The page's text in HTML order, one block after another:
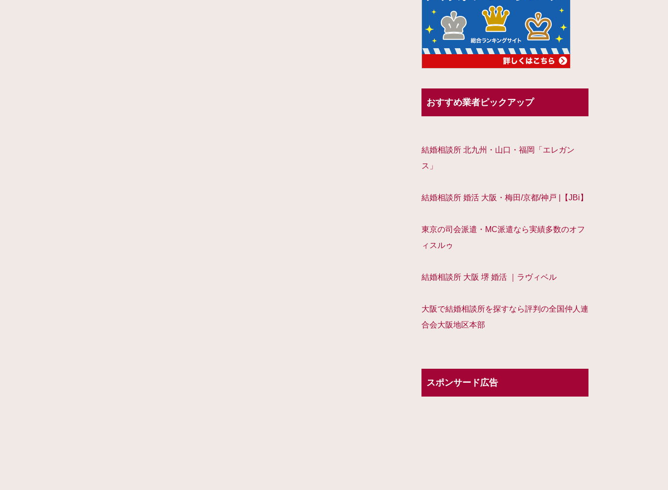
おすすめ業者ピックアップ
結婚相談所 北九州・山口・福岡「エレガン
ス」
結婚相談所 婚活 大阪・梅田/京都/神戸 |【JBi】
東京の司会派遣・MC派遣なら実績多数のオフ
ィスルゥ
結婚相談所 大阪 堺 婚活 ｜ラヴィベル
大阪で結婚相談所を探すなら評判の全国仲人連
合会大阪地区本部
スポンサード広告